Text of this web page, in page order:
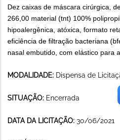
Dez caixas de máscara cirúrgica,
266,00 material (tnt) 100%
hipoalergênica, atóxica, formato
eficiência de filtração bacteriana
nasal embutido, com elástico para
MODALIDADE: Dispensa de
SITUAÇÃO: Encerrada
DATA DA LICITAÇÃO: 30/06/2021